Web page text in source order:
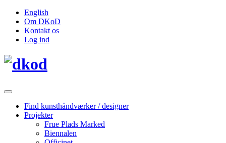
English
Om DKoD
Kontakt os
Log ind
Find kunsthåndværker / designer
Projekter
Frue Plads Marked
Biennalen